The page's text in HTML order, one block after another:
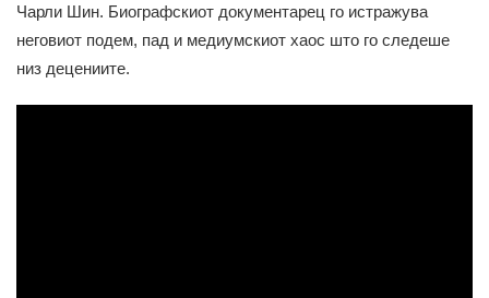
Чарли Шин. Биографскиот документарец го истражува
неговиот подем, пад и медиумскиот хаос што го следеше
низ децениите.